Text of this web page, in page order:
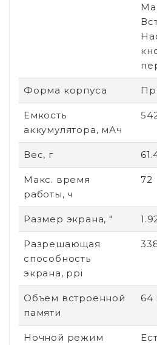
Форма корпуса
Емкость
аккумулятора, мАч
Вес, г
Макс. время
работы, ч
72
Размер экрана, "
Разрешающая
способность
экрана, ppi
Объем встроенной
памяти
64
Ночной режим